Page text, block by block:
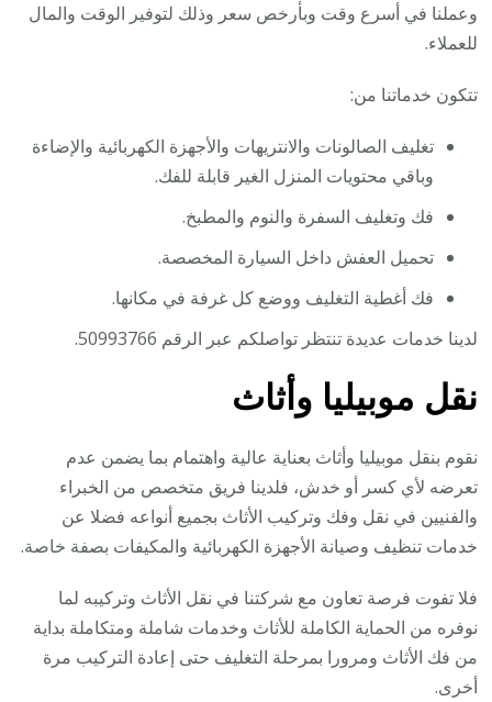
وعملنا في أسرع وقت وبأرخص سعر وذلك لتوفير الوقت والمال
للعملاء.
تتكون خدماتنا من:
تغليف الصالونات والانتريهات والأجهزة الكهربائية والإضاءة
وباقي محتويات المنزل الغير قابلة للفك.
فك وتغليف السفرة والنوم والمطبخ.
تحميل العفش داخل السيارة المخصصة.
فك أغطية التغليف ووضع كل غرفة في مكانها.
لدينا خدمات عديدة تنتظر تواصلكم عبر الرقم 50993766.
نقل موبيليا وأثاث
نقوم بنقل موبيليا وأثاث بعناية عالية واهتمام بما يضمن عدم
تعرضه لأي كسر أو خدش، فلدينا فريق متخصص من الخبراء
والفنيين في نقل وفك وتركيب الأثاث بجميع أنواعه فضلا عن
خدمات تنظيف وصيانة الأجهزة الكهربائية والمكيفات بصفة خاصة.
فلا تفوت فرصة تعاون مع شركتنا في نقل الأثاث وتركيبه لما
نوفره من الحماية الكاملة للأثاث وخدمات شاملة ومتكاملة بداية
من فك الأثاث ومرورا بمرحلة التغليف حتى إعادة التركيب مرة
أخرى.